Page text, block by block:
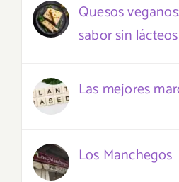
Quesos
sabor sin lácteos
Las mejores
Los Manchegos